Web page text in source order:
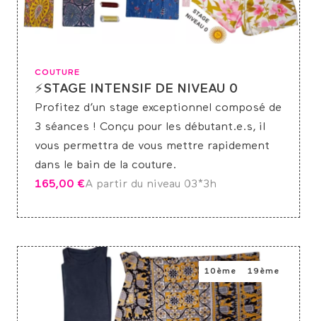
COUTURE
⚡STAGE INTENSIF DE NIVEAU 0
Profitez d’un stage exceptionnel composé de
3 séances ! Conçu pour les débutant.e.s, il
vous permettra de vous mettre rapidement
dans le bain de la couture.
165,00 €A partir du niveau 03*3h
10ème 19ème